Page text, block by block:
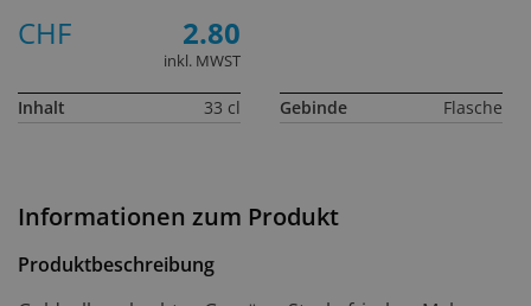
Informationen zum Produkt
Produktbeschreibung
CHF
2.80
inkl. MWST
Inhalt 33 cl Gebinde Flasche